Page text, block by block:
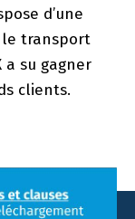
d’une
le transport
a su gagner
clients.